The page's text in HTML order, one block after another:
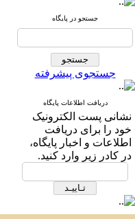
جستجو در پایگاه
جستجوی پیشرفته
دریافت اطلاعات پایگاه
نشانی پست الکترونیک
خود را برای دریافت
اطلاعات و اخبار پایگاه،
در کادر زیر وارد کنید.